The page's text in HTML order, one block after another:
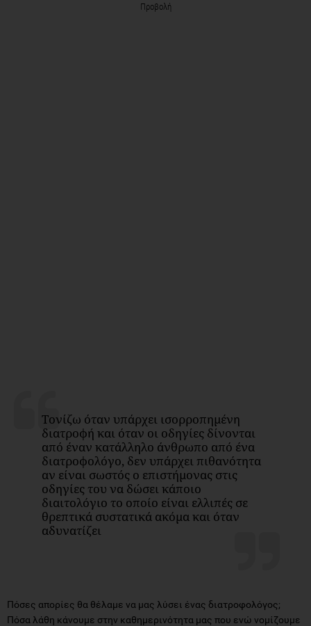
Προβολή
Tονίζω όταν υπάρχει ισορροπημένη
διατροφή και όταν οι οδηγίες δίνονται
από έναν κατάλληλο άνθρωπο από ένα
διατροφολόγο, δεν υπάρχει πιθανότητα
αν είναι σωστός ο επιστήμονας στις
οδηγίες του να δώσει κάποιο
διαιτολόγιο το οποίο είναι ελλιπές σε
θρεπτικά συστατικά ακόμα και όταν
αδυνατίζει
Πόσες απορίες θα θέλαμε να μας λύσει ένας διατροφολόγος;
Πόσα λάθη κάνουμε στην καθημερινότητα μας που ενώ νομίζουμε